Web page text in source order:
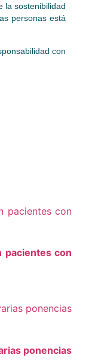
la sostenibilidad
personas está
con
pacientes con
ponencias